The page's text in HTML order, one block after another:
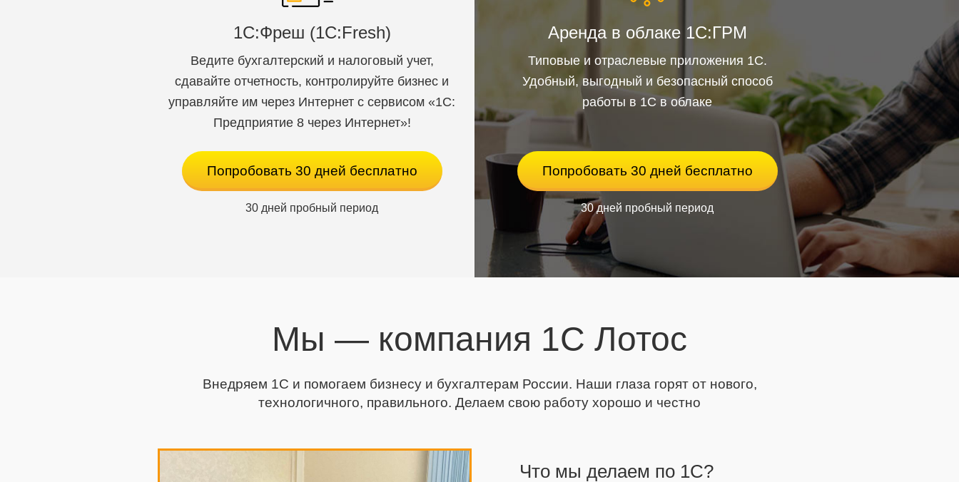
Мощный аккумулятор 4000 мАч позволит работать всю смену в течение 10 и более часов без подзарядки. Для круглосуточной работы можно
приобрести дополнительный аккумулятор и кредл для зарядки. Пока вы работаете с терминалом, дополнительный аккумулятор будет заряжаться.
1C:Фреш (1С:Fresh)
Ведите бухгалтерский и налоговый учет,
сдавайте отчетность, контролируйте бизнес и
управляйте им через Интернет с сервисом «1С:
Предприятие 8 через Интернет»!
Попробовать 30 дней бесплатно
30 дней пробный период
Аренда в облаке 1С:ГРМ
Типовые и отраслевые приложения 1С.
Удобный, выгодный и безопасный способ
работы в 1С в облаке
Попробовать 30 дней бесплатно
30 дней пробный период
Мы — компания 1С Лотос
Внедряем 1С и помогаем бизнесу и бухгалтерам России. Наши глаза горят от нового,
технологичного, правильного. Делаем свою работу хорошо и честно
Что мы делаем по 1С?